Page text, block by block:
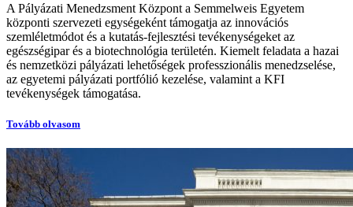
A Pályázati Menedzsment Központ a Semmelweis Egyetem
központi szervezeti egységeként támogatja az innovációs
szemléletmódot és a kutatás-fejlesztési tevékenységeket az
egészségipar és a biotechnológia területén. Kiemelt feladata a hazai
és nemzetközi pályázati lehetőségek professzionális menedzselése,
az egyetemi pályázati portfólió kezelése, valamint a KFI
tevékenységek támogatása.
Tovább olvasom